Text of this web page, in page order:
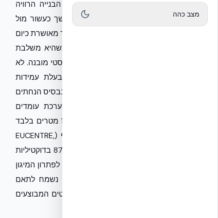
סיסטם בע״מ' מציגה את הדור הבא של הבנייה הרוויה
בישראל. לאחר הליך סטטוטורי וטכני שנמשך כעשור מול
הטכניון, טכנולוגיית NUDURA ICF של אקובילד מאושרת כיום
לבנייה לגובה ללא הגבלת גובה שיטתית, כשהיא משלבת
שלד בטון מזוין מונוליטי עם בידוד תרמי ואקוסטי מובנה. לא
מדובר רק בבנייה ירוקה, אלא במערכת בעלת עמידות
מוכחת בתנאי קיצון. בדיקות הדיפה שנערכו בבסיס הנחתים
קוונטיקו (Quantico) הוכיחו כי קירות המערכת עומדים
בפיצוץ של 50 פאונד TNT ממרחק של 1.83 מטרים בלבד
ללא כשל מבני. בנוסף, מחקר סייסמי מקיף (EUCENTRE,
2024) אישש כי השיטה מציגה שיפור של 87% בדוקטיליות
לעומת בנייה קונבנציונלית, מה שהופך אותה לפתרון המיגון
והמגורים הבטוח ביותר הקיים כיום בשוק. נשמח לתאם
פגישה או לספק נתונים נוספים על הפרויקטים המבוצעים
מצב כהה